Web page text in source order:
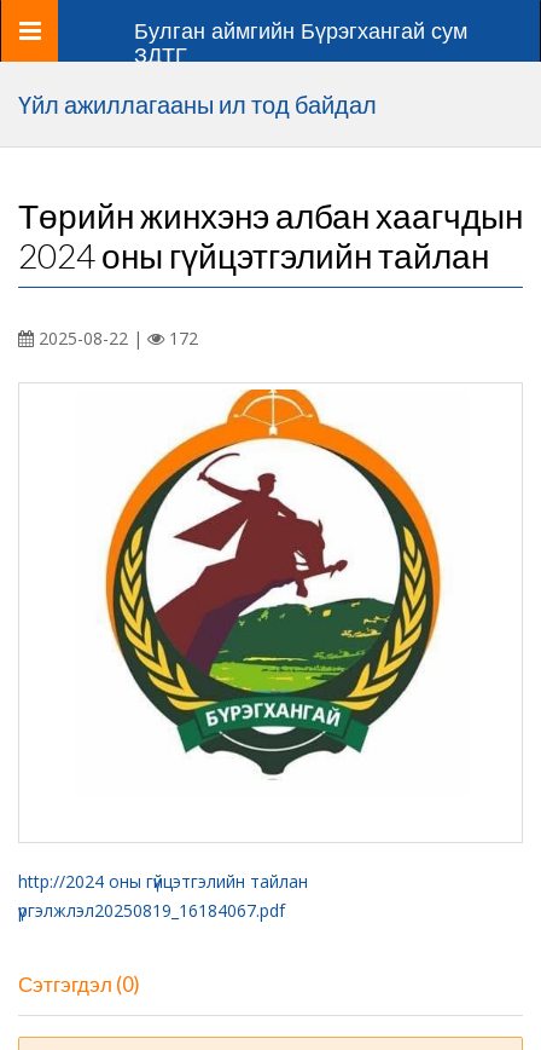
Цэс
Булган аймгийн Бүрэгхангай сум
ЗДТГ
Үйл ажиллагааны ил тод байдал
Төрийн жинхэнэ албан хаагчдын
2024 оны гүйцэтгэлийн тайлан
2025-08-22 | 172
http://2024 оны гүйцэтгэлийн тайлан
үргэлжлэл20250819_16184067.pdf
Сэтгэгдэл (0)